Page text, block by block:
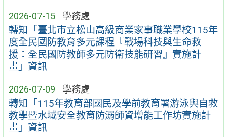
2026-07-15 學務處
轉知「臺北市立松山高級商業家事職業學校115年
度全民國防教育多元課程『戰場科技與生命救
援：全民國防教師多元防衛技能研習』實施計
畫」資訊
2026-07-09 學務處
轉知「115年教育部國民及學前教育署游泳與自救
教學暨水域安全教育防溺師資增能工作坊實施計
畫」資訊